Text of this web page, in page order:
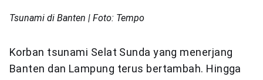
Tsunami di Banten | Foto: Tempo
Korban tsunami Selat Sunda yang menerjang
Banten dan Lampung terus bertambah. Hingga